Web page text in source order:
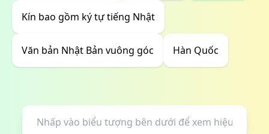
Kín bao gồm ký tự tiếng Nhật
Văn bản Nhật Bản vuông góc Hàn Quốc